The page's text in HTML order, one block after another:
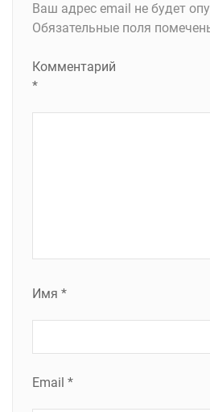
Ваш адрес email не будет
Обязательные поля
Комментарий
*
Имя *
Email *